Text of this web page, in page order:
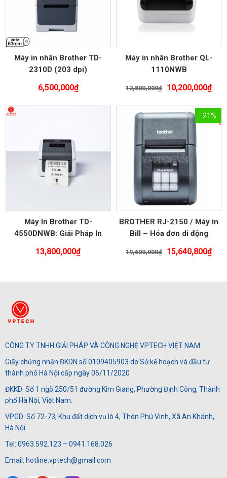
Máy in nhãn Brother TD-
2310D (203 dpi)
6,500,000₫
Máy in nhãn Brother QL-
1110NWB
12,800,000₫
Giá
là:
12,800,000₫.
10,200,000₫Giá
tại
là:
Máy In Brother TD-
4550DNWB: Giải Pháp In
13,800,000₫
-21%
BROTHER RJ-2150 / Máy in
Bill – Hóa đơn di động
19,600,000₫
Giá
15,640,800₫Giá
CÔNG TY TNHH GIẢI PHÁP VÀ CÔNG NGHỆ VPTECH VIỆT NAM
Giấy chứng nhận ĐKDN số 0109405903 do Sở kế hoạch và đầu tư
thành phố Hà Nội cấp ngày 05/11/2020
ĐKKD: Số 1 ngõ 250/51 đường Kim Giang, Phường Định Công, Thành
phố Hà Nội, Việt Nam.
VPGD: Số 72-73, Khu đất dịch vụ lô 4, Thôn Phú Vinh, Xã An Khánh,
Hà Nội.
Tel: 0963.592.123 – 0941.168.026
Email: hotline.vptech@gmail.com